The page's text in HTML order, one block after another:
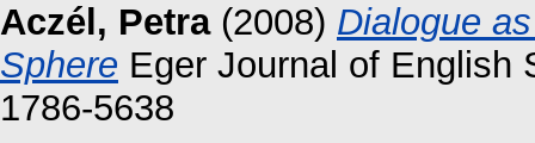
Aczél, Petra(2008) Dialogue
Sphere Eger Journal of English
1786-5638